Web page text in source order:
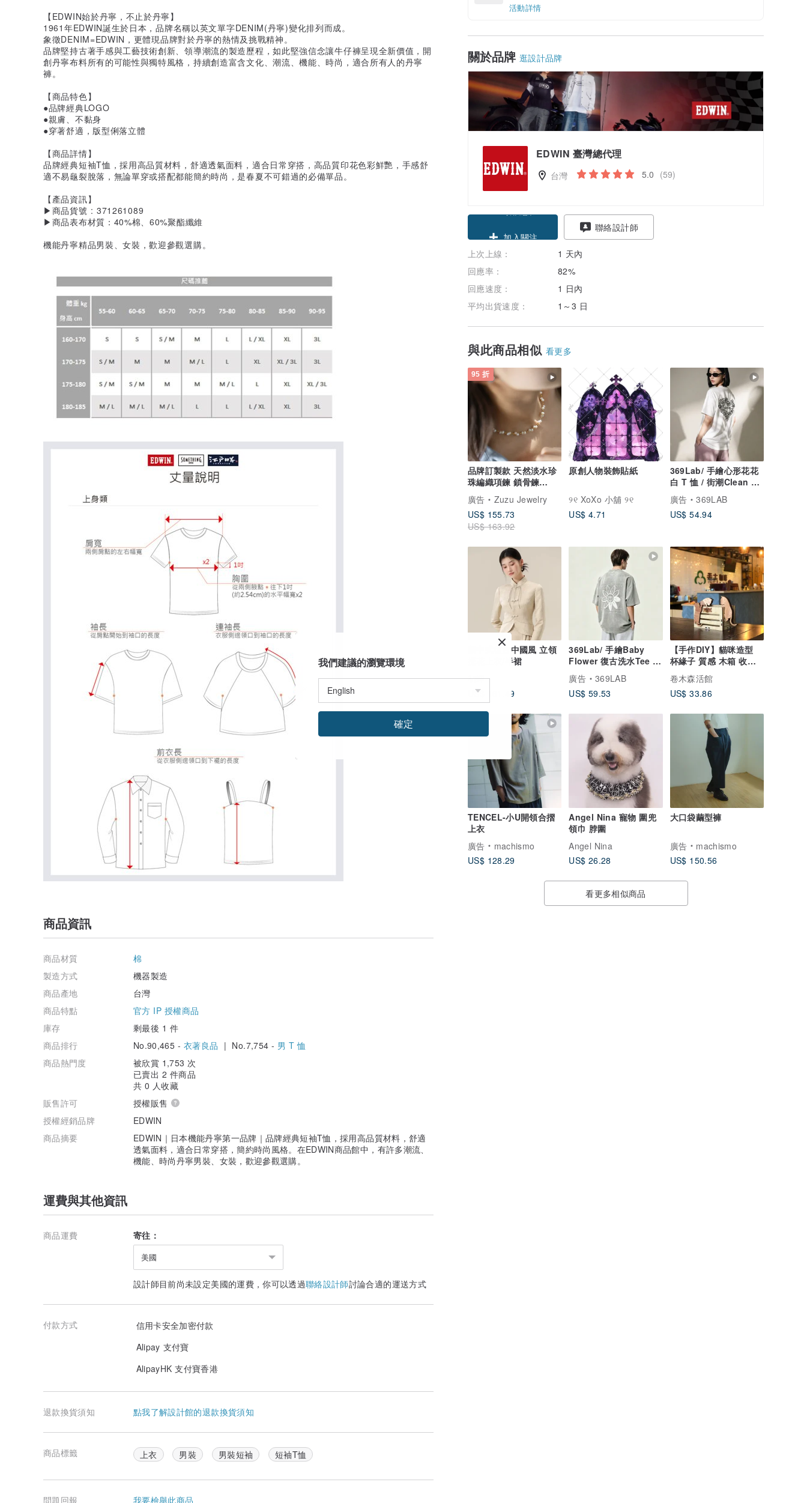
活動詳情
關於品牌 逛設計品牌
EDWIN 臺灣總代理
台灣 5.0 (59)
加入關注
聯絡設計師
上次上線：
1 天內
回應率：
82%
回應速度：
1 日內
平均出貨速度：
1～3 日
與此商品相似 看更多
95 折
品牌訂製款 天然淡水珍
珠編織項鍊 鎖骨鍊
316L醫療鋼18k金
廣告
Zuzu Jewelry
US$ 155.73
US$ 163.92
原創人物裝飾貼紙
୨୧ XoXo 小舖 ୨୧
US$ 4.71
369Lab/ 手繪心形花花
白 T 恤 / 街潮Clean Fit
合體版型/ 短袖
廣告
369LAB
US$ 54.94
新中式復古中國風 立領
提花上衣/半裙
初蟬
US$ 161.49
369Lab/ 手繪Baby
Flower 復古洗水Tee /
Clean Fit 寬鬆/ 短袖
廣告
369LAB
US$ 59.53
【手作DIY】貓咪造型
杯緣子 質感 木箱 收納
箱 置物盒情人節
卷木森活館
US$ 33.86
TENCEL-小U開領合摺
上衣
廣告
machismo
US$ 128.29
Angel Nina 寵物 圍兜
領巾 脖圍
Angel Nina
US$ 26.28
大口袋繭型褲
廣告
machismo
US$ 150.56
看更多相似商品
【EDWIN始於丹寧，不止於丹寧】
1961年EDWIN誕生於日本，品牌名稱以英文單字DENIM(丹寧)變化排列而成。
象徵DENIM=EDWIN，更體現品牌對於丹寧的熱情及挑戰精神。
品牌堅持古著手感與工藝技術創新、領導潮流的製造歷程，如此堅強信念讓牛仔褲呈現全新價值，開
創丹寧布料所有的可能性與獨特風格，持續創造富含文化、潮流、機能、時尚，適合所有人的丹寧
褲。
【商品特色】
●品牌經典LOGO
●親膚、不黏身
●穿著舒適，版型俐落立體
【商品詳情】
品牌經典短袖T恤，採用高品質材料，舒適透氣面料，適合日常穿搭，高品質印花色彩鮮艷，手感舒
適不易龜裂脫落，無論單穿或搭配都能簡約時尚，是春夏不可錯過的必備單品。
【產品資訊】
▶商品貨號 : 371261089
▶商品表布材質：40%棉、60%聚酯纖維
機能丹寧精品男裝、女裝，歡迎參觀選購。
商品資訊
商品材質
棉
製造方式
機器製造
商品產地
台灣
商品特點
官方 IP 授權商品
庫存
剩最後 1 件
商品排行
No.90,465 - 衣著良品 | No.7,754 - 男 T 恤
商品熱門度
被欣賞 1,753 次
已賣出 2 件商品
共 0 人收藏
販售許可
授權販售
授權經銷品牌
EDWIN
商品摘要
EDWIN｜日本機能丹寧第一品牌｜品牌經典短袖T恤，採用高品質材料，舒適
透氣面料，適合日常穿搭，簡約時尚風格。在EDWIN商品館中，有許多潮流、
機能、時尚丹寧男裝、女裝，歡迎參觀選購。
運費與其他資訊
商品運費 寄往：
美國
設計師目前尚未設定美國的運費，你可以透過聯絡設計師討論合適的運送方式
付款方式
信用卡安全加密付款
Alipay 支付寶
AlipayHK 支付寶香港
退款換貨須知 點我了解設計館的退款換貨須知
商品標籤 上衣 男裝 男裝短袖 短袖T恤
問題回報 我要檢舉此商品
我們建議的瀏覽環境
確定